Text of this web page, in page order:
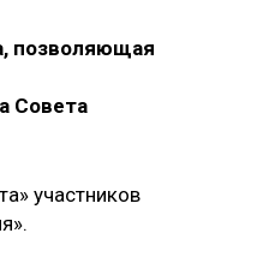
позволяющая
Совета
участников